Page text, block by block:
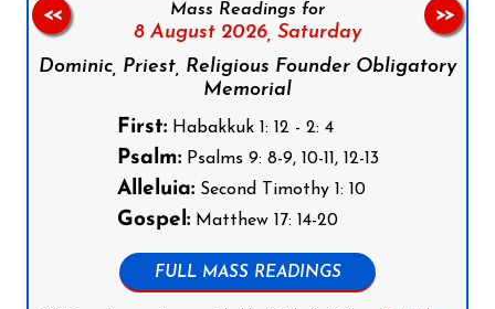
Mass Readings for
8 August 2026, Saturday
Dominic, Priest, Religious Founder Obligatory
Memorial
First:Habakkuk 1: 12 - 2: 4
Psalm:Psalms 9: 8-9, 10-11, 12-13
Alleluia:Second Timothy 1: 10
Gospel:Matthew 17: 14-20
FULL MASS READINGS
<< >>